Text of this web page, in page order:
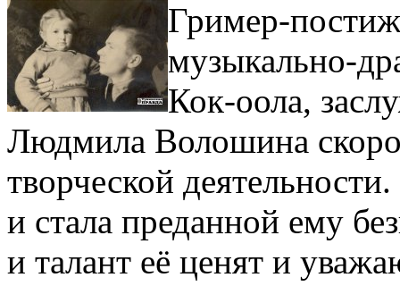
Гример-
музыкально-
Кок-оола,
Люд­мила Волошина
творческой
и стала преданной ему
и талант её ценят и